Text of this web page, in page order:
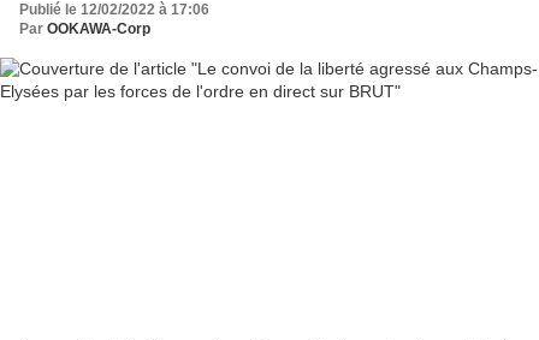
Publié le 12/02/2022 à 17:06
Par OOKAWA-Corp